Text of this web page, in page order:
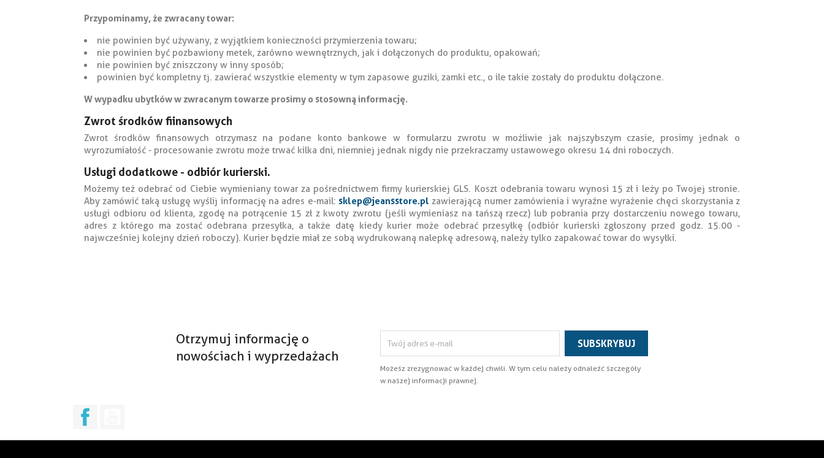
Przypominamy, że zwracany towar:
nie powinien być używany, z wyjątkiem konieczności przymierzenia towaru;
nie powinien być pozbawiony metek, zarówno wewnętrznych, jak i dołączonych do produktu, opakowań;
nie powinien być zniszczony w inny sposób;
powinien być kompletny tj. zawierać wszystkie elementy w tym zapasowe guziki, zamki etc., o ile takie zostały do produktu dołączone.
W wypadku ubytków w zwracanym towarze prosimy o stosowną informację.
Zwrot środków fiinansowych
Zwrot środków finansowych otrzymasz na podane konto bankowe w formularzu zwrotu w możliwie jak najszybszym czasie, prosimy jednak o
wyrozumiałość - procesowanie zwrotu może trwać kilka dni, niemniej jednak nigdy nie przekraczamy ustawowego okresu 14 dni roboczych.
Usługi dodatkowe - odbiór kurierski.
Możemy też odebrać od Ciebie wymieniany towar za pośrednictwem firmy kurierskiej GLS. Koszt odebrania towaru wynosi 15 zł i leży po Twojej stronie.
Aby zamówić taką usługę wyślij informację na adres e-mail: sklep@jeansstore.pl zawierającą numer zamówienia i wyraźne wyrażenie chęci skorzystania z
usługi odbioru od klienta, zgodę na potrącenie 15 zł z kwoty zwrotu (jeśli wymieniasz na tańszą rzecz) lub pobrania przy dostarczeniu nowego towaru,
adres z którego ma zostać odebrana przesyłka, a także datę kiedy kurier może odebrać przesyłkę (odbiór kurierski zgłoszony przed godz. 15.00 -
najwcześniej kolejny dzień roboczy). Kurier będzie miał ze sobą wydrukowaną nalepkę adresową, należy tylko zapakować towar do wysyłki.
Otrzymuj informację o
nowościach i wyprzedażach
Możesz zrezygnować w każdej chwili. W tym celu należy odnaleźć szczegóły
w naszej informacji prawnej.